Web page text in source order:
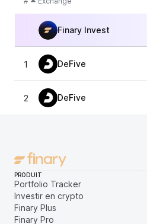
Finary Invest
1 DeFive
2 DeFive
PRODUIT
Portfolio Tracker
Investir en crypto
Finary Plus
Finary Pro